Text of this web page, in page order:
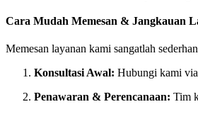
Cara Mudah Memesan & Jangkauan
Memesan layanan kami sangatlah
Konsultasi Awal: Hubungi kami via
Penawaran & Perencanaan: Tim